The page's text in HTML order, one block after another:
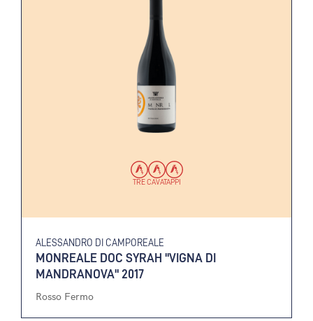
TRE CAVATAPPI
ALESSANDRO DI CAMPOREALE
MONREALE DOC SYRAH "VIGNA DI
MANDRANOVA" 2017
Rosso Fermo